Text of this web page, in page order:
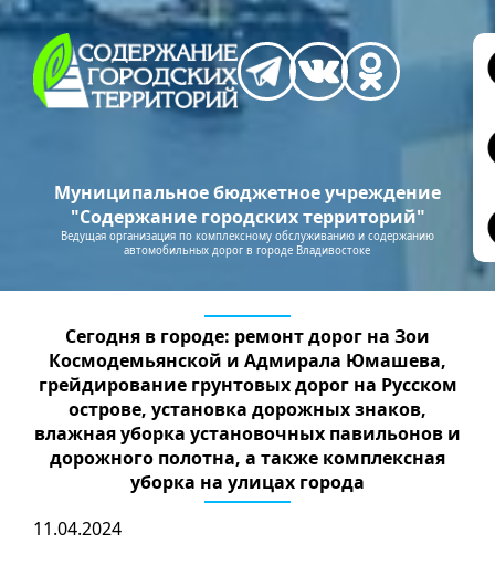
Муниципальное бюджетное учреждение
"Содержание городских территорий"
Ведущая организация по комплексному обслуживанию и содержанию
автомобильных дорог в городе Владивостоке
Сегодня в городе: ремонт дорог на Зои
Космодемьянской и Адмирала Юмашева,
грейдирование грунтовых дорог на Русском
острове, установка дорожных знаков,
влажная уборка установочных павильонов и
дорожного полотна, а также комплексная
уборка на улицах города
11.04.2024